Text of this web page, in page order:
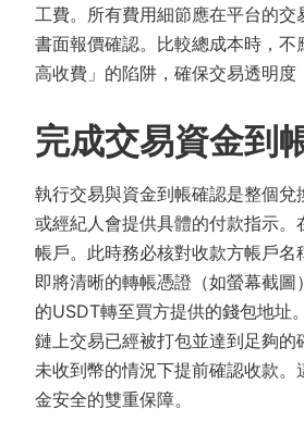
工費。所有費用細節應在平台的
書面報價確認。比較總成本時，
高收費」的陷阱，確保交易透明度
完成交易資金到
執行交易與資金到帳確認是整個
或經紀人會提供具體的付款指示。
帳戶。此時務必核對收款方帳戶
即將清晰的轉帳憑證（如螢幕截
的USDT轉至買方提供的錢包地
鏈上交易已經被打包並達到足夠
未收到幣的情況下提前確認收款
金安全的雙重保障。